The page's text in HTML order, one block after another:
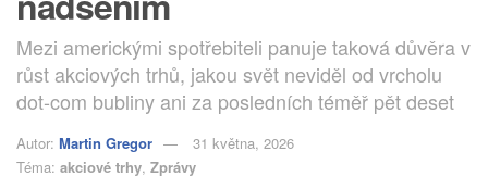
Mezi americkými spotřebiteli panuje taková důvěra v
růst akciových trhů, jakou svět neviděl od vrcholu
dot-com bubliny ani za posledních téměř pět deset
Autor: Martin Gregor
31 května, 2026
Téma: akciové trhy, Zprávy